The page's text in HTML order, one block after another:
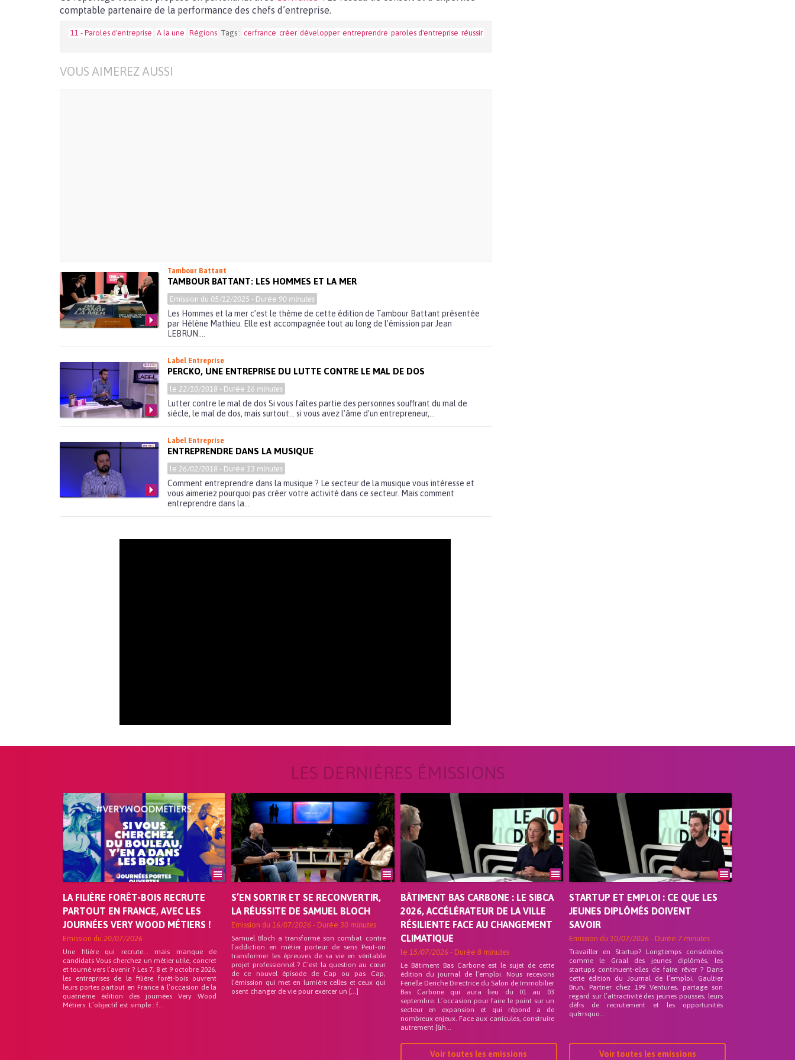
comptable partenaire de la performance des chefs d’entreprise.
11 - Paroles d'entreprise A la une Régions Tags : cerfrance créer développer entreprendre paroles d'entreprise réussir
VOUS AIMEREZ AUSSI
Tambour Battant
TAMBOUR BATTANT: LES HOMMES ET LA MER
Emission du 05/12/2025 - Durée 90 minutes
Les Hommes et la mer c’est le thème de cette édition de Tambour Battant présentée
par Hélène Mathieu. Elle est accompagnée tout au long de l’émission par Jean
LEBRUN....
Label Entreprise
PERCKO, UNE ENTREPRISE DU LUTTE CONTRE LE MAL DE DOS
le22/10/2018 - Durée16 minutes
Lutter contre le mal de dos Si vous faîtes partie des personnes souffrant du mal de
siècle, le mal de dos, mais surtout… si vous avez l’âme d’un entrepreneur,...
Label Entreprise
ENTREPRENDRE DANS LA MUSIQUE
le26/02/2018 - Durée13 minutes
Comment entreprendre dans la musique ? Le secteur de la musique vous intéresse et
vous aimeriez pourquoi pas créer votre activité dans ce secteur. Mais comment
entreprendre dans la...
LES DERNIÈRES ÉMISSIONS
LA FILIÈRE FORÊT-BOIS RECRUTE
PARTOUT EN FRANCE, AVEC LES
JOURNÉES VERY WOOD MÉTIERS !
Emission du 20/07/2026
Une filière qui recrute… mais manque de
candidats Vous cherchez un métier utile, concret
et tourné vers l’avenir ? Les 7, 8 et 9 octobre 2026,
les entreprises de la filière forêt-bois ouvrent
leurs portes partout en France à l’occasion de la
quatrième édition des journées Very Wood
Métiers. L’objectif est simple : f...
S’EN SORTIR ET SE RECONVERTIR,
LA RÉUSSITE DE SAMUEL BLOCH
Emission du16/07/2026 - Durée30 minutes
Samuel Bloch a transformé son combat contre
l’addiction en métier porteur de sens Peut-on
transformer les épreuves de sa vie en véritable
projet professionnel ? C’est la question au cœur
de ce nouvel épisode de Cap ou pas Cap,
l’émission qui met en lumière celles et ceux qui
osent changer de vie pour exercer un […]
BÂTIMENT BAS CARBONE : LE SIBCA
2026, ACCÉLÉRATEUR DE LA VILLE
RÉSILIENTE FACE AU CHANGEMENT
CLIMATIQUE
le 15/07/2026 - Durée 8 minutes
Le Bâtiment Bas Carbone est le sujet de cette
édition du journal de l’emploi. Nous recevons
Férielle Deriche Directrice du Salon de Immobilier
Bas Carbone qui aura lieu du 01 au 03
septembre. L’occasion pour faire le point sur un
secteur en expansion et qui répond a de
nombreux enjeux. Face aux canicules, construire
autrement [&h...
Voir toutes les emissions
STARTUP ET EMPLOI : CE QUE LES
JEUNES DIPLÔMÉS DOIVENT
SAVOIR
Emission du 10/07/2026 - Durée 7 minutes
Travailler en Startup? Longtemps considérées
comme le Graal des jeunes diplômés, les
startups continuent-elles de faire rêver ? Dans
cette édition du Journal de l’emploi, Gaultier
Brun, Partner chez 199 Ventures, partage son
regard sur l’attractivité des jeunes pousses, leurs
défis de recrutement et les opportunités
qu&rsquo...
Voir toutes les emissions